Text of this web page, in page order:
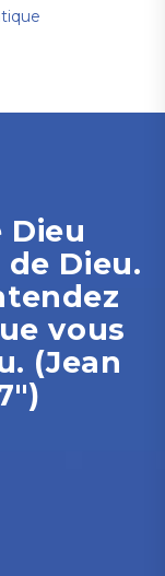
Dieu
Dieu.
vous
(Jean